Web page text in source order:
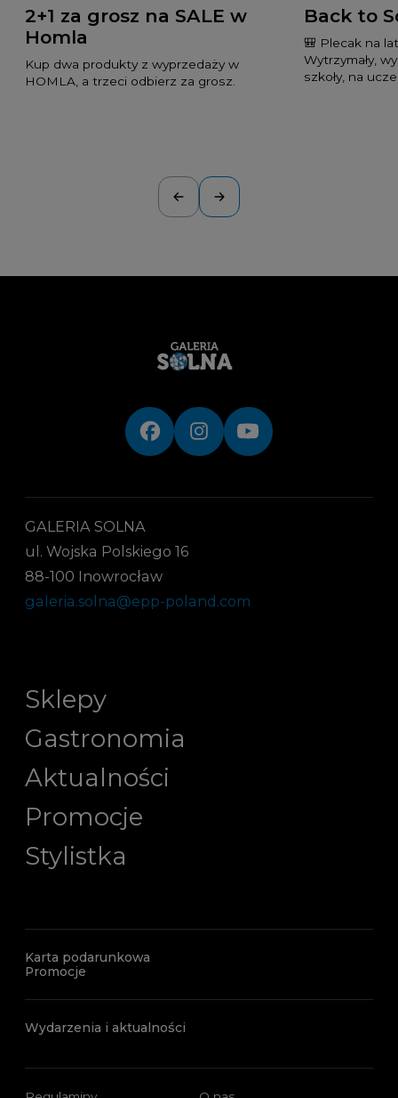
2+1 za grosz na SALE w
Homla
Kup dwa produkty z wyprzedaży w
HOMLA, a trzeci odbierz za grosz.
Back to
🎒 Plecak na
Wytrzymały,
szkoły, na
GALERIA SOLNA
ul. Wojska Polskiego 16
88-100 Inowrocław
galeria.solna@epp-poland.com
Sklepy
Gastronomia
Aktualności
Promocje
Stylistka
Karta podarunkowa
Promocje
Wydarzenia i aktualności